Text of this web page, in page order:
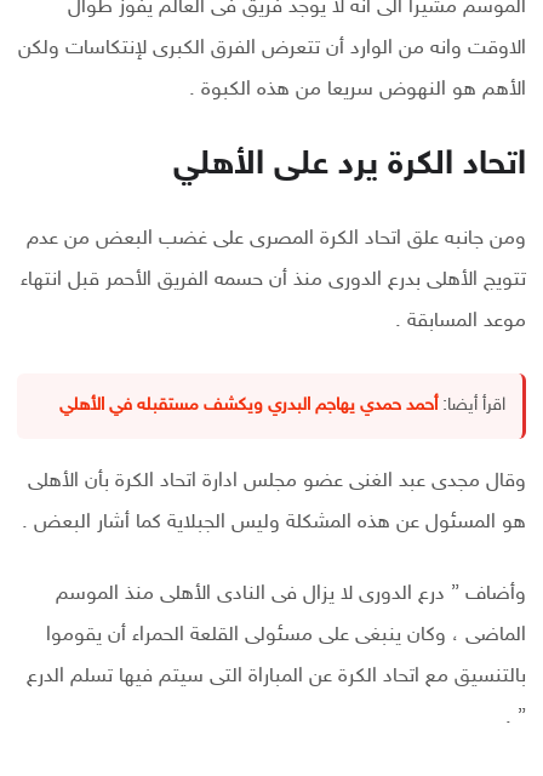
الموسم مشيرا الى انه لا يوجد فريق فى العالم يفوز طوال
الاوقت وانه من الوارد أن تتعرض الفرق الكبرى لإنتكاسات ولكن
الأهم هو النهوض سريعا من هذه الكبوة .
اتحاد الكرة يرد على الأهلي
ومن جانبه علق اتحاد الكرة المصرى على غضب البعض من عدم
تتويج الأهلى بدرع الدورى منذ أن حسمه الفريق الأحمر قبل انتهاء
موعد المسابقة .
اقرأ أيضا: أحمد حمدي يهاجم البدري ويكشف مستقبله في الأهلي
وقال مجدى عبد الغنى عضو مجلس ادارة اتحاد الكرة بأن الأهلى
هو المسئول عن هذه المشكلة وليس الجبلاية كما أشار البعض .
وأضاف ” درع الدورى لا يزال فى النادى الأهلى منذ الموسم
الماضى ، وكان ينبغى على مسئولى القلعة الحمراء أن يقوموا
بالتنسيق مع اتحاد الكرة عن المباراة التى سيتم فيها تسلم الدرع
” .